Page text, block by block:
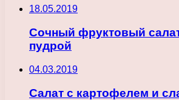
18.05.2019
Сочный фруктовый
пудрой
04.03.2019
Салат с картофелем и